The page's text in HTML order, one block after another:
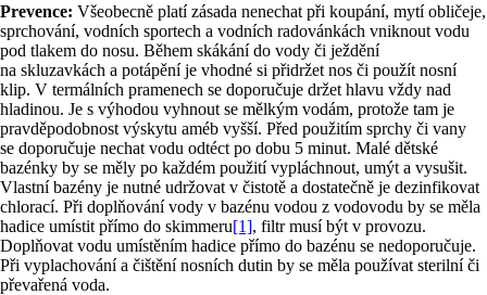
Prevence: Všeobecně platí zásada nenechat při koupání, mytí obličeje,
sprchování, vodních sportech a vodních radovánkách vniknout vodu
pod tlakem do nosu. Během skákání do vody či ježdění
na skluzavkách a potápění je vhodné si přidržet nos či použít nosní
klip. V termálních pramenech se doporučuje držet hlavu vždy nad
hladinou. Je s výhodou vyhnout se mělkým vodám, protože tam je
pravděpodobnost výskytu améb vyšší. Před použitím sprchy či vany
se doporučuje nechat vodu odtéct po dobu 5 minut. Malé dětské
bazénky by se měly po každém použití vypláchnout, umýt a vysušit.
Vlastní bazény je nutné udržovat v čistotě a dostatečně je dezinfikovat
chlorací. Při doplňování vody v bazénu vodou z vodovodu by se měla
hadice umístit přímo do skimmeru[1], filtr musí být v provozu.
Doplňovat vodu umístěním hadice přímo do bazénu se nedoporučuje.
Při vyplachování a čištění nosních dutin by se měla používat sterilní či
převařená voda.